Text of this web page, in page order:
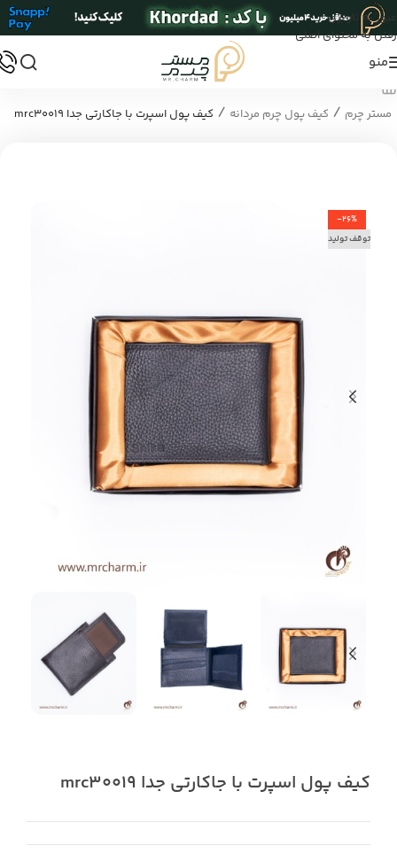
عبور به ناوبری
رفتن به محتوای اصلی
منو
مستر چرم / کیف پول چرم مردانه / کیف پول اسپرت با جاکارتی جدا mrc30019
-26%
توقف تولید
کیف پول اسپرت با جاکارتی جدا mrc30019